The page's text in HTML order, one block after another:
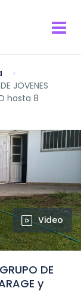
JOVENES
hasta 8
Video
DE
y